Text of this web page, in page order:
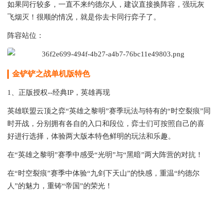
如果同行较多，一直不来约德尔人，建议直接换阵容，强玩灰
飞烟灭！很顺的情况，就是你去卡同行弈子了。
阵容站位：
金铲铲之战单机版特色
1、正版授权--经典IP，英雄再现
英雄联盟云顶之弈“英雄之黎明”赛季玩法与特有的“时空裂痕”同
时开战，分别拥有各自的入口和段位，弈士们可按照自己的喜
好进行选择，体验两大版本特色鲜明的玩法和乐趣。
在“英雄之黎明”赛季中感受“光明”与“黑暗”两大阵营的对抗！
在“时空裂痕”赛季中体验“九剑下天山”的快感，重温“约德尔
人”的魅力，重铸“帝国”的荣光！